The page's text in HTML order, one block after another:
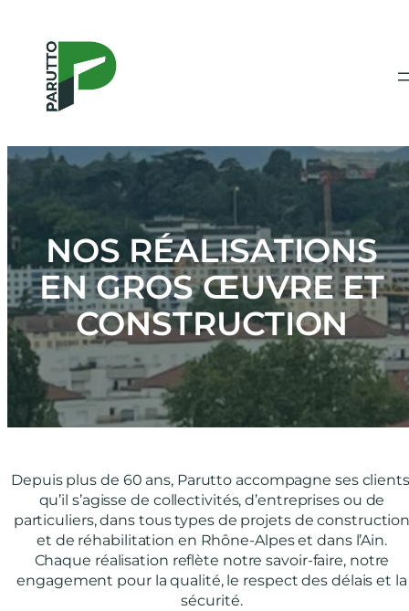
contenu
NOS RÉALISATIONS
EN GROS ŒUVRE ET
CONSTRUCTION
Depuis plus de 60 ans, Parutto accompagne ses
qu’il s’agisse de collectivités, d’entreprises ou de
particuliers, dans tous types de projets de
et de réhabilitation en Rhône-Alpes et dans l’Ain.
Chaque réalisation reflète notre savoir-faire, notre
engagement pour la qualité, le respect des délais et la
sécurité.